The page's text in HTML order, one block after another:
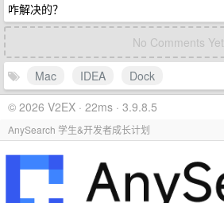
咋解决的？
No Comments Yet
Mac IDEA
Dock
© 2026 V2EX · 22ms · 3.9.8.5
AnySearch 学生&开发者成长计划